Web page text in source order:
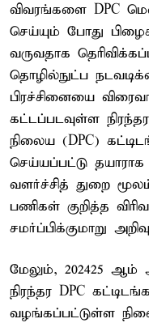
விவரங்களை DPC
செய்யும் போது
வருவதாக
தொழில்நுட்ப
பிரச்சினையை
கட்டப்படவுள்ள
நிலைய (DPC)
செய்யப்பட்டு
வளர்ச்சித் துறை
பணிகள் குறித்த
சமர்ப்பிக்குமாறு
மேலும், 2024–25
நிரந்தர DPC
வழங்கப்பட்டுள்ள